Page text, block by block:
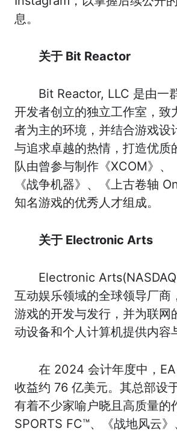
息。
关于 Bit Reactor
Bit Reactor, LLC 是由一
开发者创立的独立工作室，致
者为主的环境，并结合游戏设
与追求卓越的热情，打造优质
队由曾参与制作《XCOM》、
《战争机器》、《上古卷轴
知名游戏的优秀人才组成。
关于 Electronic Arts
Electronic
互动娱乐领域的全球领导厂商
游戏的开发与发行，并为联网
动设备和个人计算机提供内容
在 2024 会计年度中，
收益约 76 亿美元。其总部设
有着不少家喻户晓且高质量的
SPORTS FC™、《战地风云